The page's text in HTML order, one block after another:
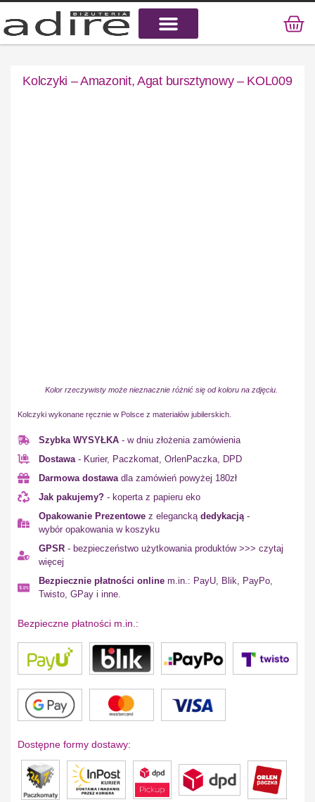
Kolczyki – Amazonit, Agat bursztynowy – KOL009
Kolor rzeczywisty może nieznacznie różnić się od koloru na zdjęciu.
Kolczyki wykonane ręcznie w Polsce z materiałów jubilerskich.
Szybka WYSYŁKA - w dniu złożenia zamówienia
Dostawa- Kurier, Paczkomat, OrlenPaczka, DPD
Darmowa dostawadla zamówień powyżej 180zł
Jak pakujemy? - koperta z papieru eko
Opakowanie Prezentowe z eleganckądedykacją-
wybór opakowania w koszyku
GPSR - bezpieczeństwo użytkowania produktów >>> czytaj
więcej
Bezpiecznie płatności online m.in.: PayU, Blik, PayPo,
Twisto, GPay i inne.
Bezpieczne płatności m.in.:
Dostępne formy dostawy: